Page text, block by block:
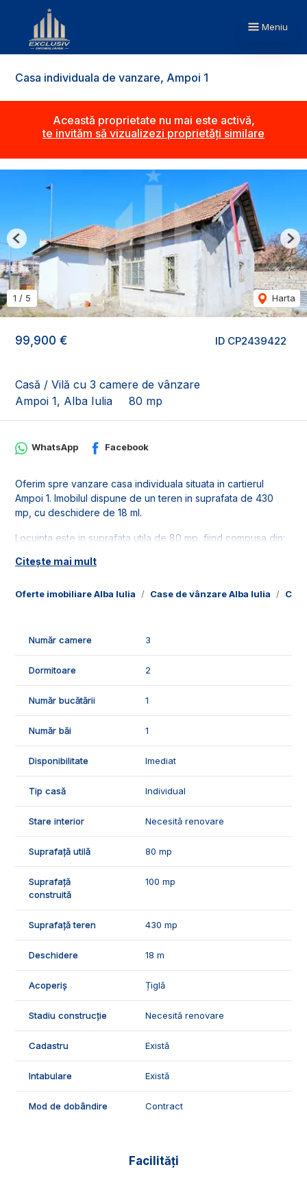
Meniu
Casa individuala de vanzare, Ampoi 1
Această proprietate nu mai este activă,
te invităm să vizualizezi proprietăți similare
ID CP2439422
99,900 €
Casă / Vilă cu 3 camere de vânzare
Ampoi 1, Alba Iulia
80 mp
1 / 5 Harta
Previous
Oferte imobiliare Alba Iulia Case de vânzare Alba Iulia
WhatsApp Facebook
Oferim spre vanzare casa individuala situata in cartierul
Ampoi 1. Imobilul dispune de un teren in suprafata de 430
mp, cu deschidere de 18 ml.
Locuinta este in suprafata utila de 80 mp, fiind compusa din:
- 1 bucatarie;
- 1 hol;
Pentru mai multe detalii sau pentru programarea unei
vizionari, suntem disponibili pentru dumneavostra, Echipa
Exclusiv Imobiliare Alba!
Citește mai mult
Număr camere 3
Dormitoare 2
Număr bucătării 1
Număr băi 1
Disponibilitate Imediat
Tip casă Individual
Stare interior Necesită renovare
Suprafață utilă 80 mp
Suprafață
construită
100 mp
Suprafață teren 430 mp
Deschidere 18 m
Acoperiș Țiglă
Stadiu construcție Necesită renovare
Cadastru Există
Intabulare Există
Mod de dobândire Contract
Facilități